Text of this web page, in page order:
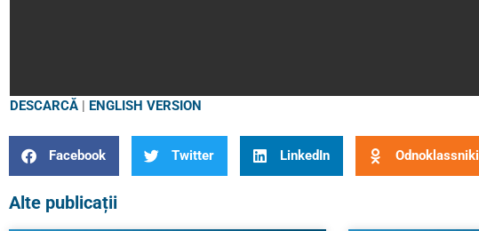
DESCARCĂ ENGLISH VERSION
Facebook Twitter LinkedIn Odnoklassniki
Alte publicații